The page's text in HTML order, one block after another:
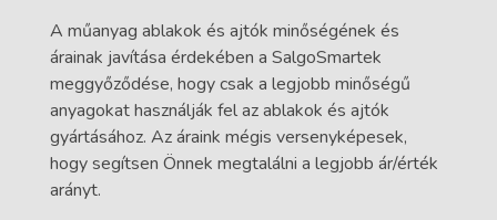
A műanyag ablakok és ajtók minőségének és
árainak javítása érdekében a SalgoSmartek
meggyőződése, hogy csak a legjobb minőségű
anyagokat használják fel az ablakok és ajtók
gyártásához. Az áraink mégis versenyképesek,
hogy segítsen Önnek megtalálni a legjobb ár/érték
arányt.